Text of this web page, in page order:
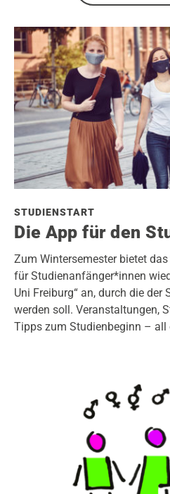
STUDIENSTART
Die App für den
Zum Wintersemester bietet
für Studienanfänger*innen
Uni Freiburg“ an, durch die der
werden soll. Veranstaltungen,
Tipps zum Studienbeginn – all